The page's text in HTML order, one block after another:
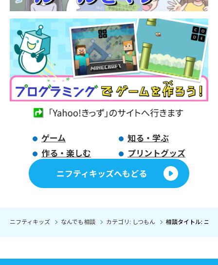
ゲーム
知る・学ぶ
作る・楽しむ
プリントグッズ
ニフティキッズへもどる
ニフティキッズ なんでも相談 カテゴリ: しつもん 相談タイトル: ニッ